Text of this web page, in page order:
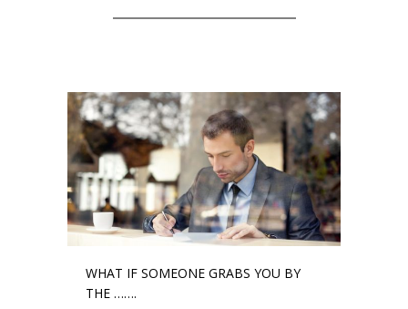
WHAT IF SOMEONE GRABS YOU BY
THE …….